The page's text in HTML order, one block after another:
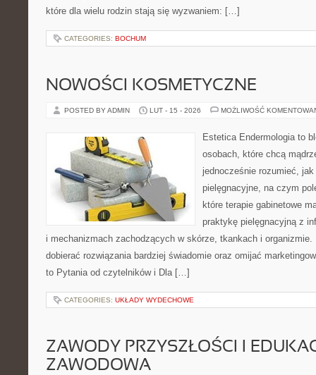
które dla wielu rodzin stają się wyzwaniem: […]
CATEGORIES: BOCHUM
NOWOŚCI KOSMETYCZNE
POSTED BY ADMIN LUT - 15 - 2026 MOŻLIWOŚĆ
Estetica Endermologia to
osobach, które chcą
jednocześnie rozumieć, jak
pielęgnacyjne, na czym
które terapie gabinetowe
praktykę pielęgnacyjną z
i mechanizmach zachodzących w skórze, tkankach i
dobierać rozwiązania bardziej świadomie oraz omijać
to Pytania od czytelników i Dla […]
CATEGORIES: UKŁADY WYDECHOWE
ZAWODY PRZYSZŁOŚCI I
ZAWODOWA